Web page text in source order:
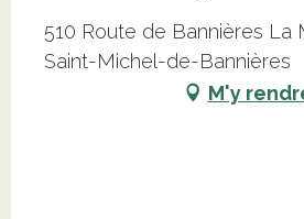
510 Route de Bannières La
Saint-Michel-de-Bannières
M'y